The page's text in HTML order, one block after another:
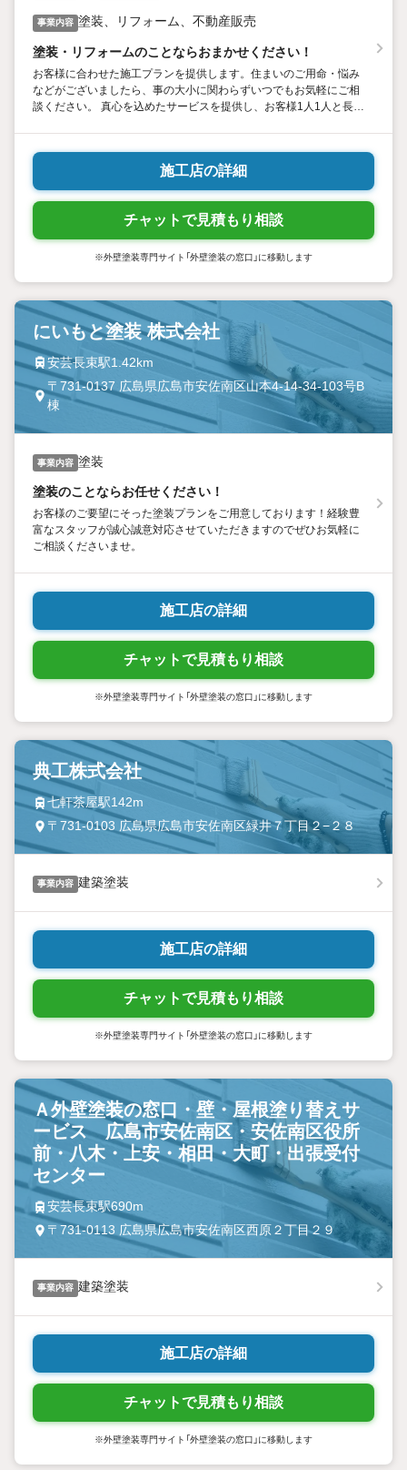
事業内容 塗装、リフォーム、不動産販売
塗装・リフォームのことならおまかせください！
お客様に合わせた施工プランを提供します。住まいのご用命・悩み
などがございましたら、事の大小に関わらずいつでもお気軽にご相
談ください。 真心を込めたサービスを提供し、お客様1人1人と長く
施工店の詳細
チャットで見積もり相談
※外壁塗装専門サイト「外壁塗装の窓口」に移動します
にいもと塗装 株式会社
安芸長束駅1.42km
〒731-0137 広島県広島市安佐南区山本4-14-34-103号B
棟
事業内容 塗装
塗装のことならお任せください！
お客様のご要望にそった塗装プランをご用意しております！経験豊
富なスタッフが誠心誠意対応させていただきますのでぜひお気軽に
ご相談くださいませ。
施工店の詳細
チャットで見積もり相談
※外壁塗装専門サイト「外壁塗装の窓口」に移動します
典工株式会社
七軒茶屋駅142m
〒731-0103 広島県広島市安佐南区緑井７丁目２−２８
事業内容 建築塗装
施工店の詳細
チャットで見積もり相談
※外壁塗装専門サイト「外壁塗装の窓口」に移動します
Ａ外壁塗装の窓口・壁・屋根塗り替えサ
ービス 広島市安佐南区・安佐南区役所
前・八木・上安・相田・大町・出張受付
センター
安芸長束駅690m
〒731-0113 広島県広島市安佐南区西原２丁目２９
事業内容 建築塗装
施工店の詳細
チャットで見積もり相談
※外壁塗装専門サイト「外壁塗装の窓口」に移動します